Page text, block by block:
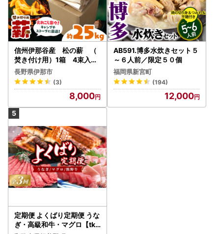
＝＝＝＝＝＝＝＝＝＝＝＝＝＝＝＝＝＝＝＝＝＝＝＝
信州伊那谷産 松の薪 （
焚き付け用）1箱 4束入り
２５ｋｇ相当｜薪 25kg
松の薪 長野県 伊那市 キャ
ンプ BBQ アウトドア【008
長野県伊那市
(3)
8,000
AB591.博多水炊きセット５
～６人前／限定５０個
福岡県新宮町
(194)
12,000
定期便 よくばり定期便 うな
ぎ ･ 高級和牛 ･ マグロ【tkb